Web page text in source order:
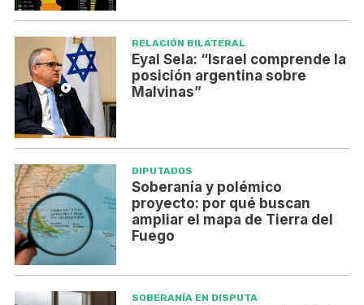
RELACIÓN BILATERAL
Eyal Sela: “Israel comprende la
posición argentina sobre
Malvinas”
DIPUTADOS
Soberanía y polémico
proyecto: por qué buscan
ampliar el mapa de Tierra del
Fuego
SOBERANÍA EN DISPUTA